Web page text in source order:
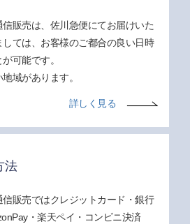
販売は、佐川急便にてお届けいた
しては、お客様のご都合の良い日時
可能です。
域があります。
詳しく見る
法
販売ではクレジットカード・銀行
・楽天ペイ・コンビニ決済